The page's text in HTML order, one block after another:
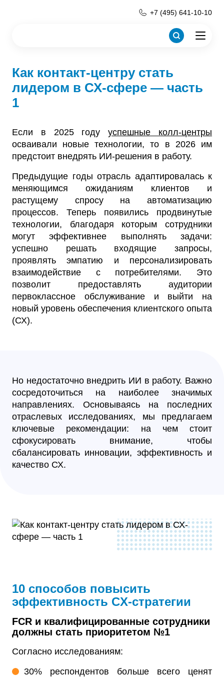
+7 (495) 641-10-10
Как контакт-центру стать
лидером в СХ-сфере — часть
1
Если в 2025 годууспешные колл-центры
осваивали новые технологии, то в 2026 им
предстоит внедрять ИИ-решения в работу.
Предыдущие годы отрасль адаптировалась к
меняющимся ожиданиям клиентов и
растущему спросу на автоматизацию
процессов. Теперь появились продвинутые
технологии, благодаря которым сотрудники
могут эффективнее выполнять задачи:
успешно решать входящие запросы,
проявлять эмпатию и персонализировать
взаимодействие с потребителями. Это
позволит предоставлять аудитории
первоклассное обслуживание и выйти на
новый уровень обеспечения клиентского опыта
(СХ).
Но недостаточно внедрить ИИ в работу. Важно
сосредоточиться на наиболее значимых
направлениях. Основываясь на последних
отраслевых исследованиях, мы предлагаем
ключевые рекомендации: на чем стоит
сфокусировать внимание, чтобы
сбалансировать инновации, эффективность и
качество СХ.
10 способов повысить
эффективность CX-стратегии
FCR и квалифицированные сотрудники
должны стать приоритетом №1
Согласно исследованиям:
30% респондентов больше всего ценят